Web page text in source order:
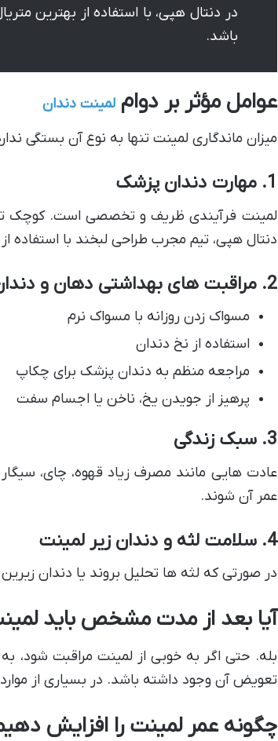
در دنتال هپی، با استفاده از بهترین
باشد.
عوامل مؤثر بر دواملمینت دندان
میزان ماندگاری لمینت تنها به نوع آن بستگی
1. مهارت دندان پزشک
لمینت فرآیندی ظریف و تخصصی است. کوچک
دنتال هپی، تیم مجرب طراحی لبخند با استفاده
2. مراقبت های بهداشتی دهان و دندان
مسواک زدن روزانه با مسواک نرم
استفاده از نخ دندان
مراجعه منظم به دندان پزشک برای چکاپ
پرهیز از جویدن یخ، ناخن یا اجسام سفت
3. سبک زندگی
عادت هایی مانند مصرف زیاد قهوه، چای،
عمر آن شوند.
4. سلامت لثه و دندان زیر لمینت
در صورتی که لثه ها تحلیل بروند یا دندان
آیا بعد از مدت مشخص باید
بله. حتی اگر به خوبی از لمینت مراقبت شود،
تعویض آن وجود داشته باشد. در بسیاری از موارد، پس از ۱۰ الی ۱۵ سال، لمینت سرامیکی به شکل
چگونه عمر لمینت را افزایش